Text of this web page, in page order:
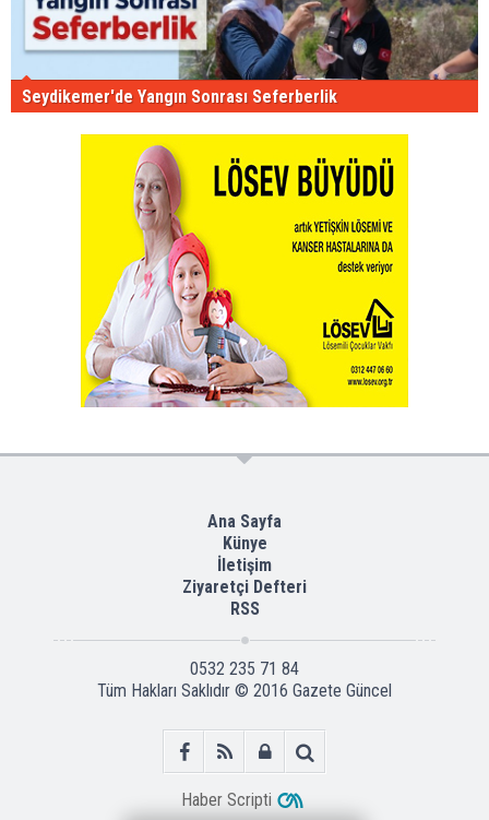
Seydikemer'de Yangın Sonrası Seferberlik
Ana Sayfa
Künye
İletişim
Ziyaretçi Defteri
RSS
0532 235 71 84
Tüm Hakları Saklıdır © 2016 Gazete Güncel
Haber Scripti